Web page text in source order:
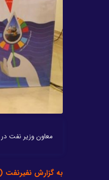
معاون وزیر نفت در امور پتروشیمی از هزینه‌کرد ۲۳۳
به گزارش نفیرنفت